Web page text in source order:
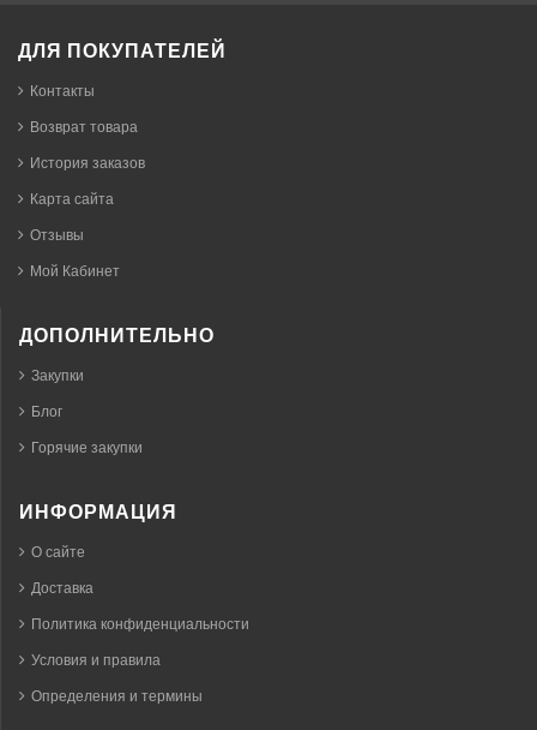
ДЛЯ ПОКУПАТЕЛЕЙ
Контакты
Возврат товара
История заказов
Карта сайта
Отзывы
Мой Кабинет
ДОПОЛНИТЕЛЬНО
Закупки
Блог
Горячие закупки
ИНФОРМАЦИЯ
О сайте
Доставка
Политика конфиденциальности
Условия и правила
Определения и термины